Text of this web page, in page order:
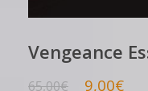
Vengeance
65,00€ 9,00€